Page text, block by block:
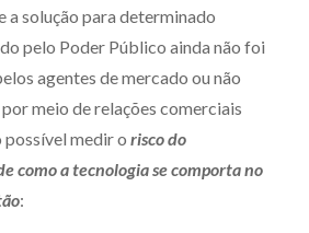
a solução para determinado
pelo Poder Público ainda não foi
agentes de mercado ou não
meio de relações comerciais
possível medir o risco do
como a tecnologia se comporta no
: